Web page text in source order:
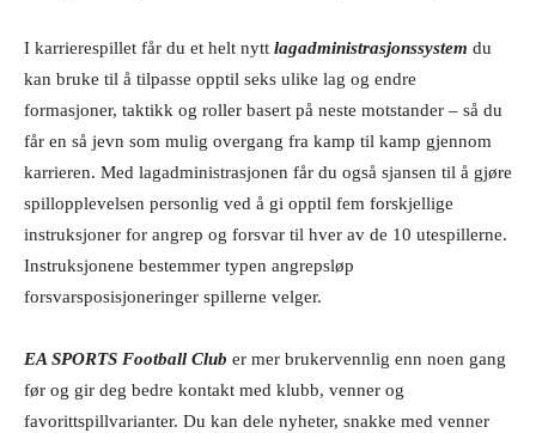
I karrierespillet får du et helt nytt lagadministrasjonssystem du
kan bruke til å tilpasse opptil seks ulike lag og endre
formasjoner, taktikk og roller basert på neste motstander – så du
får en så jevn som mulig overgang fra kamp til kamp gjennom
karrieren. Med lagadministrasjonen får du også sjansen til å gjøre
spillopplevelsen personlig ved å gi opptil fem forskjellige
instruksjoner for angrep og forsvar til hver av de 10 utespillerne.
Instruksjonene bestemmer typen angrepsløp
forsvarsposisjoneringer spillerne velger.
EA SPORTS Football Club er mer brukervennlig enn noen gang
før og gir deg bedre kontakt med klubb, venner og
favorittspillvarianter. Du kan dele nyheter, snakke med venner